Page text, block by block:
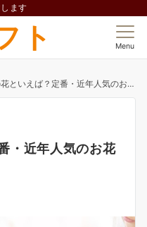
ます
ト Menu
いえば？定番・近年人気のお花の種類を解説
・近年人気のお花